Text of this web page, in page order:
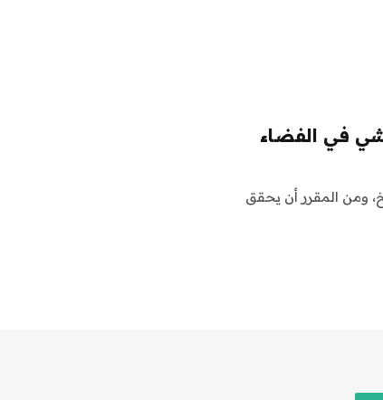
في الفضاء
ومن المقرر أن يحقق